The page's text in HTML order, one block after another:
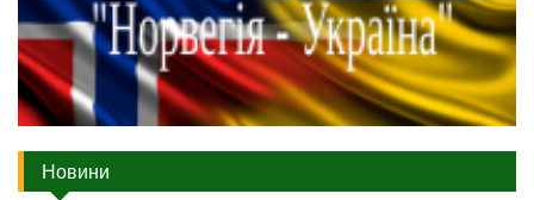
Новини